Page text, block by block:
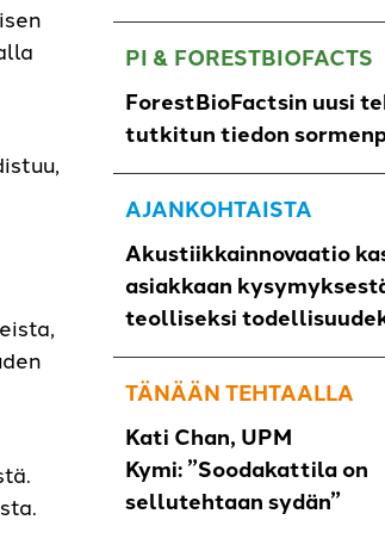
PI & FORESTBIOFACTS
ForestBioFactsin uusi
tutkitun tiedon
AJANKOHTAISTA
Akustiikkainnovaatio
asiakkaan
teolliseksi
TÄNÄÄN TEHTAALLA
Kati Chan, UPM
Kymi: ”Soodakattila on
sellutehtaan sydän”